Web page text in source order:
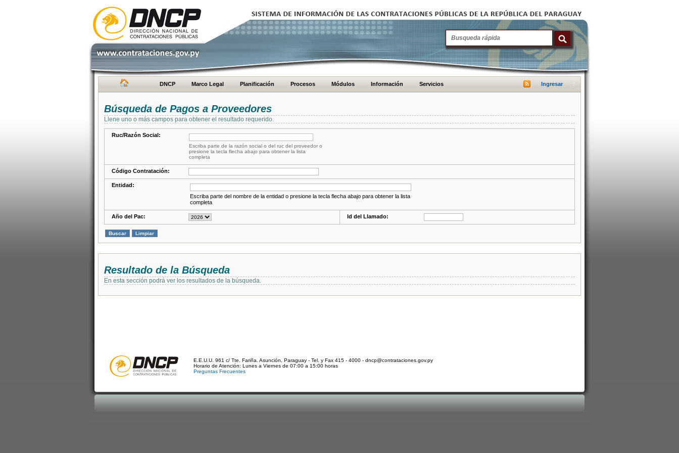
DNCP Marco Legal Planificación Procesos Módulos Información Servicios Ingresar
Búsqueda de Pagos a Proveedores
Llene uno o más campos para obtener el resultado requerido.
Ruc/Razón Social:
Escriba parte de la razón social o del ruc del proveedor o
presione la tecla flecha abajo para obtener la lista
completa
Código Contratación:
Entidad:
Escriba parte del nombre de la entidad o presione la tecla flecha abajo para obtener la lista
completa
Año del Pac: Id del Llamado:
Resultado de la Búsqueda
En esta sección podrá ver los resultados de la búsqueda.
E.E.U.U. 961 c/ Tte. Fariña. Asunción, Paraguay - Tel. y Fax 415 - 4000 - dncp@contrataciones.gov.py
Horario de Atención: Lunes a Viernes de 07:00 a 15:00 horas
Preguntas Frecuentes